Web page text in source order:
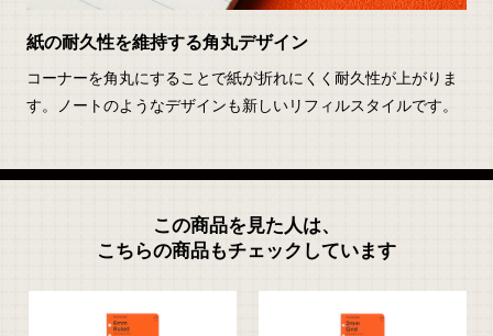
紙の耐久性を維持する角丸デザイン
コーナーを角丸にすることで紙が折れにくく耐久性が上がりま
す。ノートのようなデザインも新しいリフィルスタイルです。
この商品を見た人は、
こちらの商品もチェックしています